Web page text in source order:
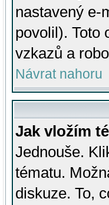
nastavený e-
povolil). Toto
vzkazů a
Návrat nahoru
Jak vložím
Jednouše.
tématu.
diskuze. To,